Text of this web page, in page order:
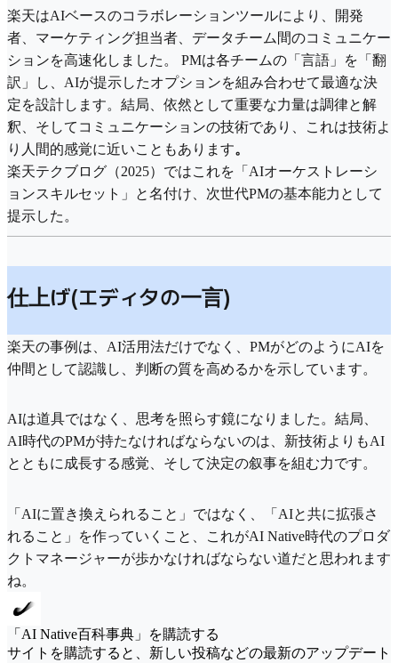
楽天はAIベースのコラボレーションツールにより、開発
者、マーケティング担当者、データチーム間のコミュニケー
ションを高速化しました。 PMは各チームの「言語」を「翻
訳」し、AIが提示したオプションを組み合わせて最適な決
定を設計します。結局、依然として重要な力量は調律と解
釈、そしてコミュニケーションの技術であり、これは技術よ
り人間的感覚に近いこともあります。
楽天テクブログ（2025）ではこれを「AIオーケストレーシ
ョンスキルセット」と名付け、次世代PMの基本能力として
提示した。
仕上げ(エディタの一言)
楽天の事例は、AI活用法だけでなく、PMがどのようにAIを
仲間として認識し、判断の質を高めるかを示しています。
AIは道具ではなく、思考を照らす鏡になりました。結局、
AI時代のPMが持たなければならないのは、新技術よりもAI
とともに成長する感覚、そして決定の叙事を組む力です。
「AIに置き換えられること」ではなく、「AIと共に拡張さ
れること」を作っていくこと、これがAI Native時代のプロダ
クトマネージャーが歩かなければならない道だと思われます
ね。
「AI Native百科事典」を購読する
サイトを購読すると、新しい投稿などの最新のアップデート